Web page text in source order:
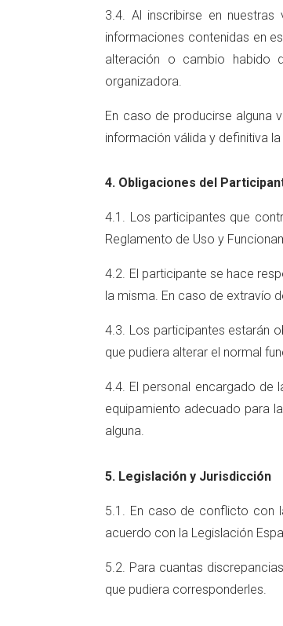
3.4. Al inscribirse en
informaciones contenidas en
alteración o cambio habido
organizadora.
En caso de producirse alguna
información válida y definitiva
4. Obligaciones del
4.1. Los participantes que
Reglamento de Uso y
4.2. El participante se hace
la misma. En caso de extravío
4.3. Los participantes estarán
que pudiera alterar el normal
4.4. El personal encargado de
equipamiento adecuado para
alguna.
5. Legislación y Jurisdicción
5.1. En caso de conflicto con
acuerdo con la Legislación
5.2. Para cuantas
que pudiera corresponderles.